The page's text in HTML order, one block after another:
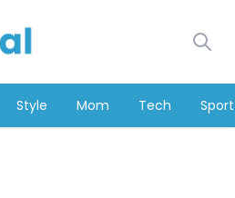
Style Mom Tech Sport